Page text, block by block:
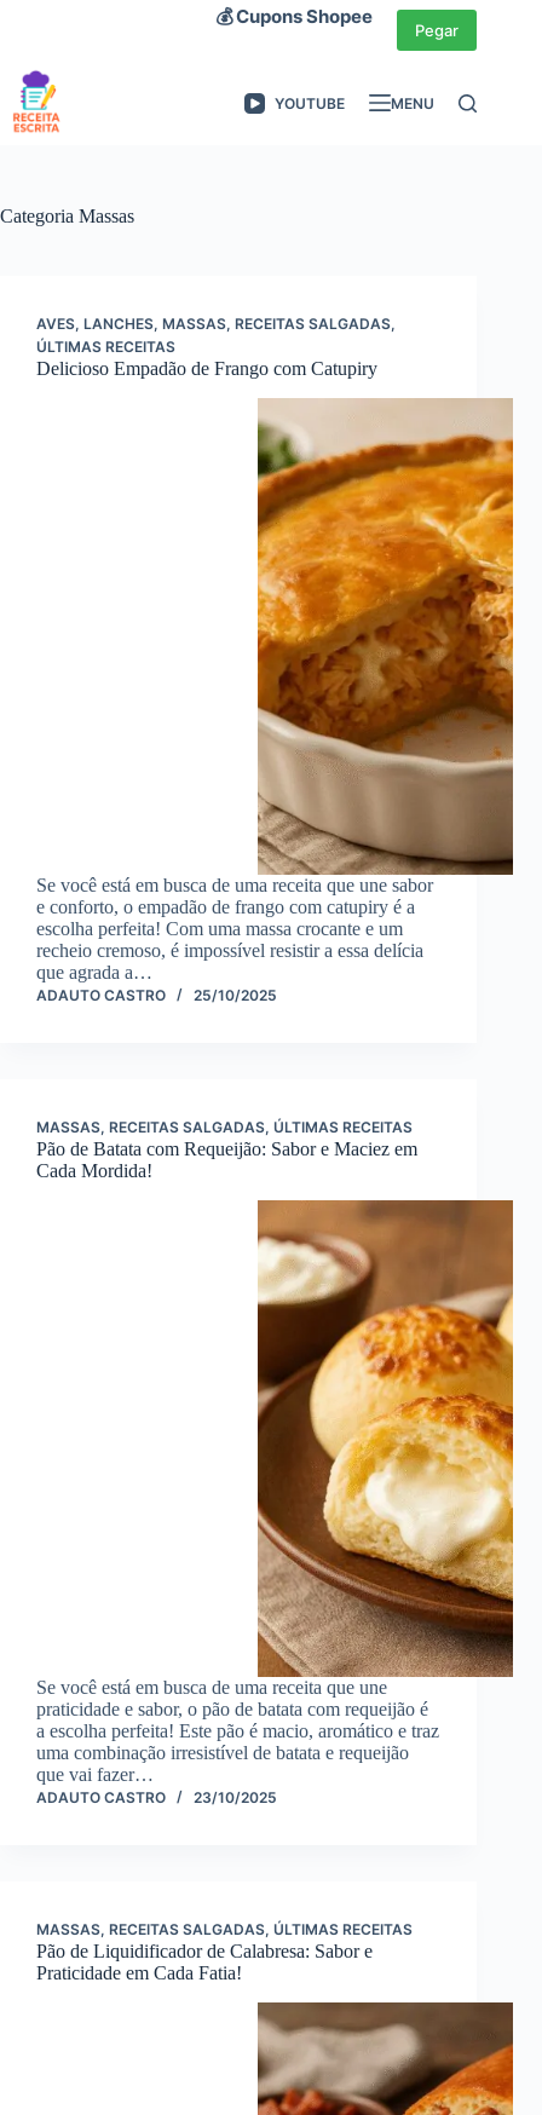
conteúdo
💰 Cupons Shopee
Pegar
YOUTUBE MENU
Categoria Massas
AVES, LANCHES, MASSAS, RECEITAS SALGADAS,
ÚLTIMAS RECEITAS
Delicioso Empadão de Frango com Catupiry
Se você está em busca de uma receita que une sabor
e conforto, o empadão de frango com catupiry é a
escolha perfeita! Com uma massa crocante e um
recheio cremoso, é impossível resistir a essa delícia
que agrada a…
ADAUTO CASTRO 25/10/2025
MASSAS, RECEITAS SALGADAS, ÚLTIMAS RECEITAS
Pão de Batata com Requeijão: Sabor e Maciez em
Cada Mordida!
Se você está em busca de uma receita que une
praticidade e sabor, o pão de batata com requeijão é
a escolha perfeita! Este pão é macio, aromático e traz
uma combinação irresistível de batata e requeijão
que vai fazer…
ADAUTO CASTRO 23/10/2025
MASSAS, RECEITAS SALGADAS, ÚLTIMAS RECEITAS
Pão de Liquidificador de Calabresa: Sabor e
Praticidade em Cada Fatia!